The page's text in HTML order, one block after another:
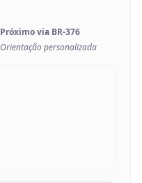
Próximo via BR-376
Orientação personalizada